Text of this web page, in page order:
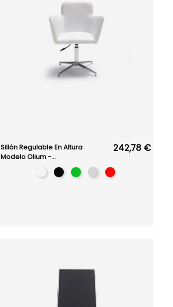
Sillón Regulable En Altura
Modelo Olium -...
242,78 €